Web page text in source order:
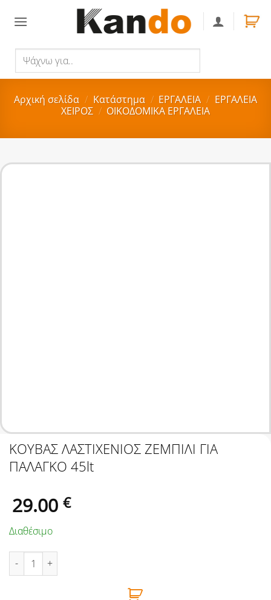
για..
Αρχική σελίδα / Κατάστημα / ΕΡΓΑΛΕΙΑ / ΕΡΓΑΛΕΙΑ
ΧΕΙΡΟΣ / ΟΙΚΟΔΟΜΙΚΑ ΕΡΓΑΛΕΙΑ
ΚΟΥΒΑΣ ΛΑΣΤΙΧΕΝΙΟΣ ΖΕΜΠΙΛΙ ΓΙΑ
ΠΑΛΑΓΚΟ 45lt
29.00 €
Διαθέσιμο
ΚΟΥΒΑΣ ΛΑΣΤΙΧΕΝΙΟΣ ΖΕΜΠΙΛΙ ΓΙΑ ΠΑΛΑΓΚΟ 45lt ποσότητα